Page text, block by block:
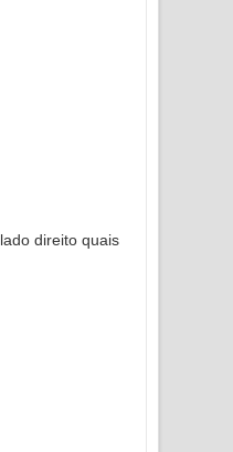
direito quais